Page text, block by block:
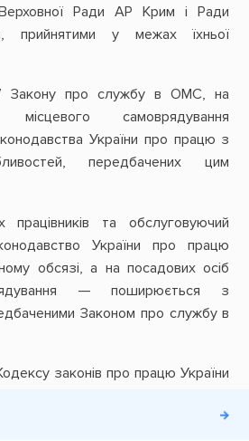
Ради АР Крим і Ради
прийнятими у межах їхньої
Закону про службу в ОМС, на
самоврядування
України про працю з
передбачених цим
та обслуговуючий
України про працю
обсязі, а на посадових осіб
— поширюється з
Законом про службу в
законів про працю України
працю України та інших актів